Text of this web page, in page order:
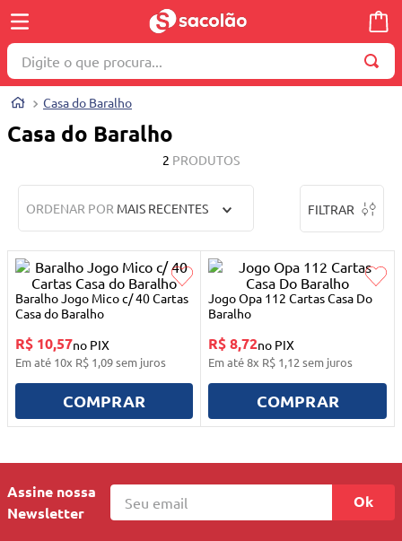
Digite o que procura...
Casa do Baralho
Casa do Baralho
2 PRODUTOS
ORDENAR POR MAIS RECENTES FILTRAR
Baralho Jogo Mico c/ 40 Cartas
Casa do Baralho
R$ 10,57no PIX
Em até 10x R$ 1,09sem juros
COMPRAR
Jogo Opa 112 Cartas Casa Do
Baralho
R$ 8,72no PIX
Em até8x R$ 1,12 sem juros
COMPRAR
Assine nossa
Newsletter
Ok
2º
brinquedo
3º
máquina costura
5º
toalha
carrinho reversível
7º
truss
8º
quadriciclo
berço